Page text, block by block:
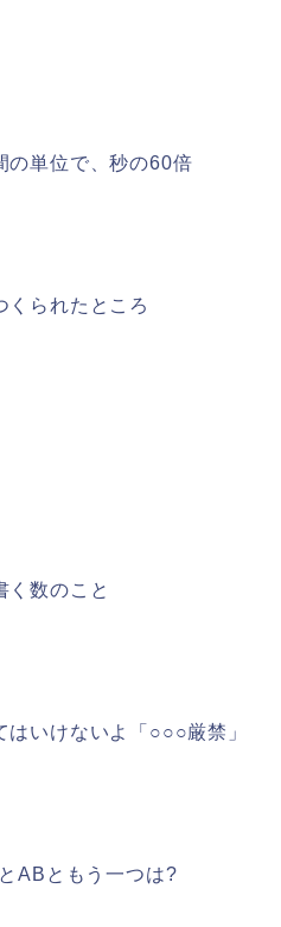
の単位で、秒の60倍
くられたところ
く数のこと
いけないよ「○○○厳禁」
ABともう一つは?